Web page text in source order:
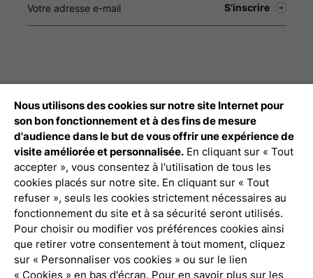
Débloquez tout le contenu à télécharger
Connexion Pro
Politique de confidentialité
Nous utilisons des cookies sur notre site Internet pour
son bon fonctionnement et à des fins de mesure
d'audience dans le but de vous offrir une expérience de
visite améliorée et personnalisée. En cliquant sur « Tout
accepter », vous consentez à l'utilisation de tous les
cookies placés sur notre site. En cliquant sur « Tout
refuser », seuls les cookies strictement nécessaires au
fonctionnement du site et à sa sécurité seront utilisés.
Pour choisir ou modifier vos préférences cookies ainsi
que retirer votre consentement à tout moment, cliquez
sur « Personnaliser vos cookies » ou sur le lien
« Cookies » en bas d'écran. Pour en savoir plus sur les